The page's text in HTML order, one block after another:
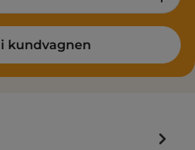
kundvagnen